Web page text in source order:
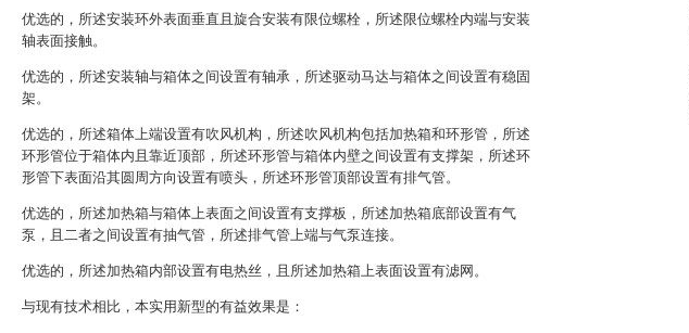
优选的，所述安装环外表面垂直且旋合安装有限位螺栓，所述限位螺栓内端与安装
轴表面接触。
优选的，所述安装轴与箱体之间设置有轴承，所述驱动马达与箱体之间设置有稳固
架。
优选的，所述箱体上端设置有吹风机构，所述吹风机构包括加热箱和环形管，所述
环形管位于箱体内且靠近顶部，所述环形管与箱体内壁之间设置有支撑架，所述环
形管下表面沿其圆周方向设置有喷头，所述环形管顶部设置有排气管。
优选的，所述加热箱与箱体上表面之间设置有支撑板，所述加热箱底部设置有气
泵，且二者之间设置有抽气管，所述排气管上端与气泵连接。
优选的，所述加热箱内部设置有电热丝，且所述加热箱上表面设置有滤网。
与现有技术相比，本实用新型的有益效果是：